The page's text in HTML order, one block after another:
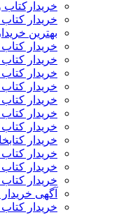
خریدارکتاب
خریدار
بهترین
خریدار
خریدار
خریدار
خریدار
خریدار
خریدار
خریدار
خریدار
خریدار
خریدار
خریدار
آگهی
خریدار